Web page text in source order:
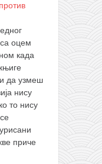
оцем
када
да узмеш
нису
то нису
приче